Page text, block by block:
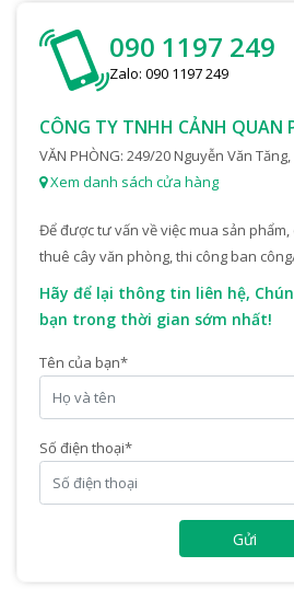
090 1197 249
Zalo: 090 1197 249
CÔNG TY TNHH CẢNH QUAN
VĂN PHÒNG: 249/20 Nguyễn Văn
Xem danh sách cửa hàng
Để được tư vấn về việc mua sản
thuê cây văn phòng, thi công ban
Hãy để lại thông tin liên hệ,
bạn trong thời gian sớm nhất!
Tên của bạn*
Số điện thoại*
Gửi